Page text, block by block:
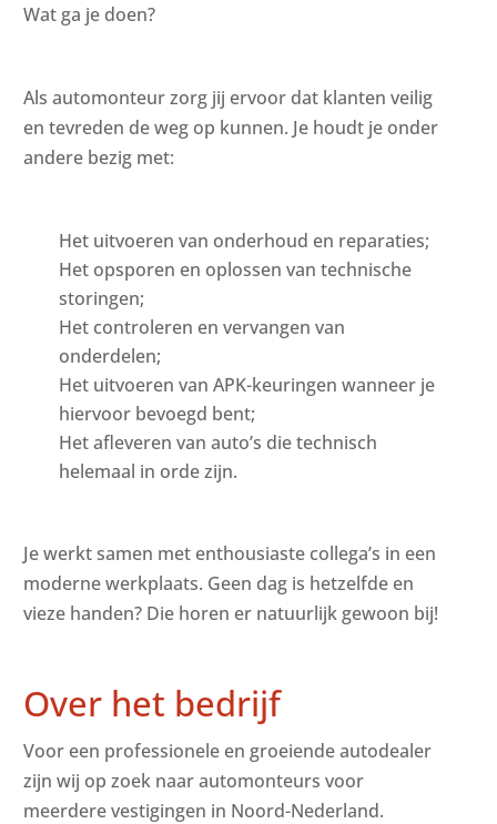
Wat ga je doen?
Als automonteur zorg jij ervoor dat klanten veilig
en tevreden de weg op kunnen. Je houdt je onder
andere bezig met:
Het uitvoeren van onderhoud en reparaties;
Het opsporen en oplossen van technische
storingen;
Het controleren en vervangen van
onderdelen;
Het uitvoeren van APK-keuringen wanneer je
hiervoor bevoegd bent;
Het afleveren van auto’s die technisch
helemaal in orde zijn.
Je werkt samen met enthousiaste collega’s in een
moderne werkplaats. Geen dag is hetzelfde en
vieze handen? Die horen er natuurlijk gewoon bij!
Over het bedrijf
Voor een professionele en groeiende autodealer
zijn wij op zoek naar automonteurs voor
meerdere vestigingen in Noord-Nederland.